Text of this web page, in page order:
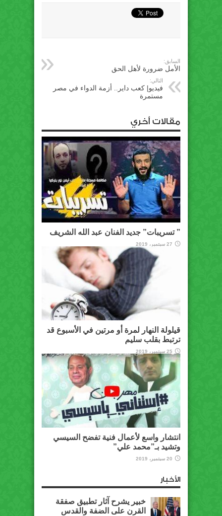
السابق:
الأمل ضرورة لأهل الحق
التالي:
فيديو| كعب داير.. أزمة الدواء في مصر
مستمرة
مقالات أخري
” تسريبات” جديد الفنان عبد الله الشريف
27 سبتمبر، 2019
قيلولة النهار لمرة أو مرتين في الأسبوع قد
ترتبط بقلب سليم
25 سبتمبر، 2019
انتشار واسع لأعمال فنية تفضح السيسي
وتشيد بـ”محمد علي”
20 سبتمبر، 2019
الأخبار
خبير يشرح آثار تطبيق صفقة
القرن على الضفة والقدس